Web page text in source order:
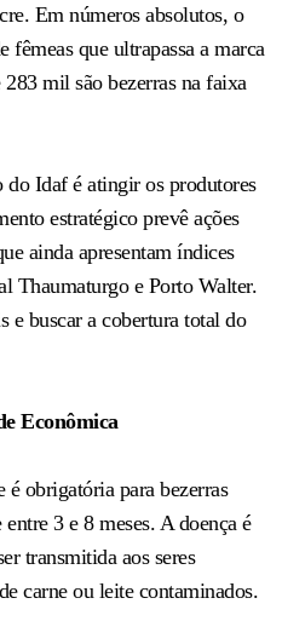
Em números absolutos, o
fêmeas que ultrapassa a marca
mil são bezerras na faixa
Idaf é atingir os produtores
estratégico prevê ações
ainda apresentam índices
Thaumaturgo e Porto Walter.
e buscar a cobertura total do
Econômica
é obrigatória para bezerras
3 e 8 meses. A doença é
transmitida aos seres
carne ou leite contaminados.